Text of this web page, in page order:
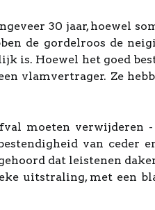
30 jaar, hoewel
de gordelroos de
is. Hoewel het goed
vlamvertrager. Ze
moeten verwijderen
van ceder
dat leistenen
uitstraling, met een